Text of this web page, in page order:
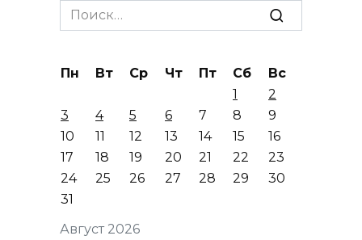
Search
for:
Август 2026
Пн Вт Ср Чт Пт Сб
Вс
1
2
3
4 5 6 7 8
9
10
11 12 13 14 15
16
17
18 19 20 21 22
23
24
25 26 27 28 29
30
31